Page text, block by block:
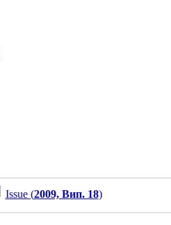
Issue (2009, Вип. 18)